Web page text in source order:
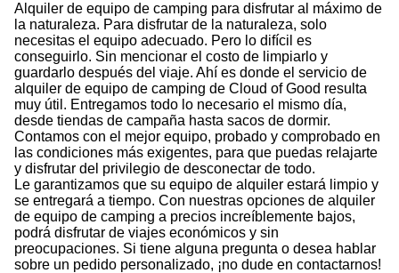
Alquiler de equipo de camping para disfrutar al máximo de
la naturaleza. Para disfrutar de la naturaleza, solo
necesitas el equipo adecuado. Pero lo difícil es
conseguirlo. Sin mencionar el costo de limpiarlo y
guardarlo después del viaje. Ahí es donde el servicio de
alquiler de equipo de camping de Cloud of Good resulta
muy útil. Entregamos todo lo necesario el mismo día,
desde tiendas de campaña hasta sacos de dormir.
Contamos con el mejor equipo, probado y comprobado en
las condiciones más exigentes, para que puedas relajarte
y disfrutar del privilegio de desconectar de todo.
Le garantizamos que su equipo de alquiler estará limpio y
se entregará a tiempo. Con nuestras opciones de alquiler
de equipo de camping a precios increíblemente bajos,
podrá disfrutar de viajes económicos y sin
preocupaciones. Si tiene alguna pregunta o desea hablar
sobre un pedido personalizado, ¡no dude en contactarnos!